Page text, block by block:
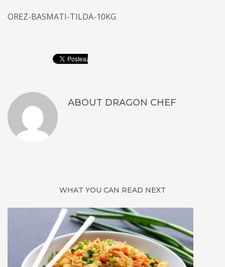
OREZ-BASMATI-TILDA-10KG
ABOUT DRAGON CHEF
WHAT YOU CAN READ NEXT